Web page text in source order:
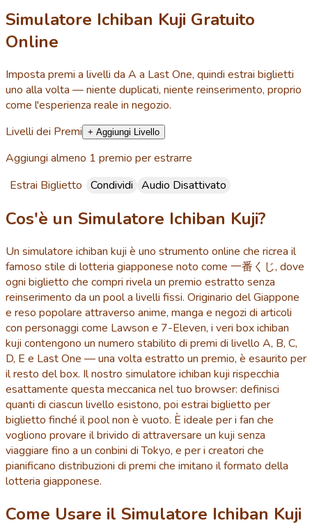
Simulatore Ichiban Kuji Gratuito
Online
Imposta premi a livelli da A a Last One, quindi estrai biglietti
uno alla volta — niente duplicati, niente reinserimento, proprio
come l'esperienza reale in negozio.
Livelli dei Premi + Aggiungi Livello
Aggiungi almeno 1 premio per estrarre
Estrai Biglietto Condividi Audio Disattivato
Cos'è un Simulatore Ichiban Kuji?
Un simulatore ichiban kuji è uno strumento online che ricrea il
famoso stile di lotteria giapponese noto come 一番くじ, dove
ogni biglietto che compri rivela un premio estratto senza
reinserimento da un pool a livelli fissi. Originario del Giappone
e reso popolare attraverso anime, manga e negozi di articoli
con personaggi come Lawson e 7-Eleven, i veri box ichiban
kuji contengono un numero stabilito di premi di livello A, B, C,
D, E e Last One — una volta estratto un premio, è esaurito per
il resto del box. Il nostro simulatore ichiban kuji rispecchia
esattamente questa meccanica nel tuo browser: definisci
quanti di ciascun livello esistono, poi estrai biglietto per
biglietto finché il pool non è vuoto. È ideale per i fan che
vogliono provare il brivido di attraversare un kuji senza
viaggiare fino a un conbini di Tokyo, e per i creatori che
pianificano distribuzioni di premi che imitano il formato della
lotteria giapponese.
Come Usare il Simulatore Ichiban Kuji